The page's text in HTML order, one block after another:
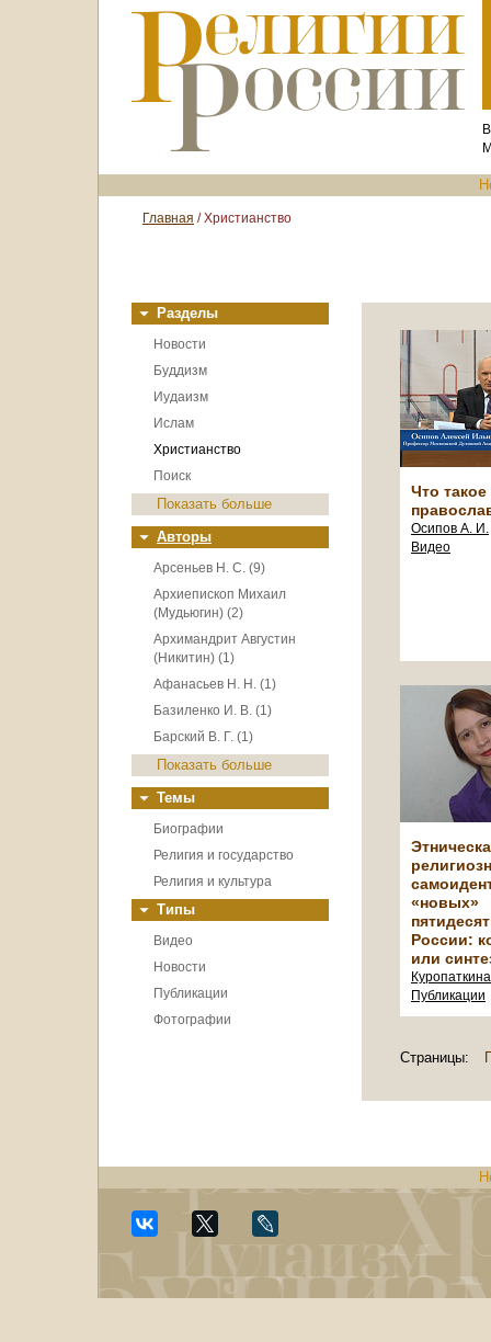
Главная / Христианство
Разделы
Новости
Буддизм
Иудаизм
Ислам
Христианство
Поиск
Показать больше
Авторы
Арсеньев Н. С. (9)
Архиепископ Михаил
(Мудьюгин) (2)
Архимандрит Августин
(Никитин) (1)
Афанасьев Н. Н. (1)
Базиленко И. В. (1)
Барский В. Г. (1)
Показать больше
Темы
Биографии
Религия и государство
Религия и культура
Типы
Видео
Новости
Публикации
Фотографии
Что такое
Осипов А. И.
Видео
«новых»
России:
или
Публикации
Страницы: